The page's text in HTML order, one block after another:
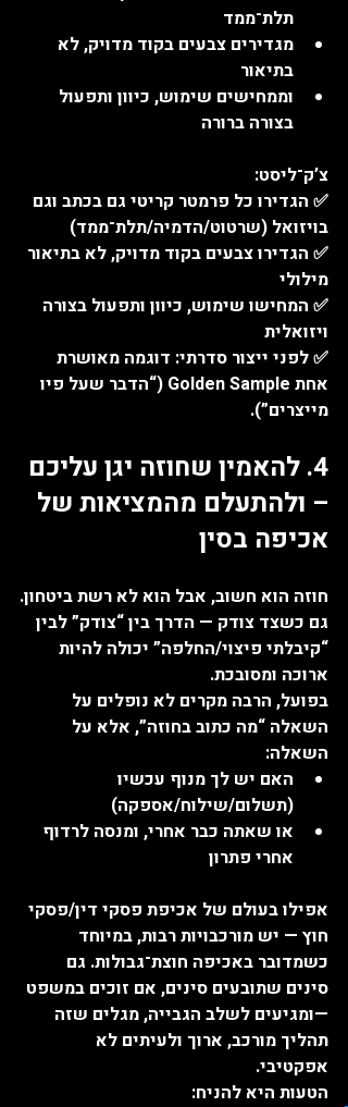
תלת־ממד
מגדירים צבעים בקוד מדויק, לא
בתיאור
וממחישים שימוש, כיוון ותפעול
בצורה ברורה
צ’ק־ליסט:
✅ הגדירו כל פרמטר קריטי גם בכתב וגם
בויזואל (שרטוט/הדמיה/תלת־ממד)
✅ הגדירו צבעים בקוד מדויק, לא בתיאור
מילולי
✅ המחישו שימוש, כיוון ותפעול בצורה
ויזואלית
✅ לפני ייצור סדרתי: דוגמה מאושרת
אחת Golden Sample (“הדבר שעל פיו
מייצרים”).
4. להאמין שחוזה יגן עליכם
– ולהתעלם מהמציאות של
אכיפה בסין
חוזה הוא חשוב, אבל הוא לא רשת ביטחון.
גם כשצד צודק — הדרך בין “צודק” לבין
“קיבלתי פיצוי/החלפה” יכולה להיות
ארוכה ומסובכת.
בפועל, הרבה מקרים לא נופלים על
השאלה “מה כתוב בחוזה”, אלא על
השאלה:
האם יש לך מנוף עכשיו
(תשלום/שילוח/אספקה)
או שאתה כבר אחרי, ומנסה לרדוף
אחרי פתרון
אפילו בעולם של אכיפת פסקי דין/פסקי
חוץ — יש מורכבויות רבות, במיוחד
כשמדובר באכיפה חוצת־גבולות. גם
סינים שתובעים סינים, אם זוכים במשפט
—ומגיעים לשלב הגבייה, מגלים שזה
תהליך מורכב, ארוך ולעיתים לא
אפקטיבי.
הטעות היא להניח: